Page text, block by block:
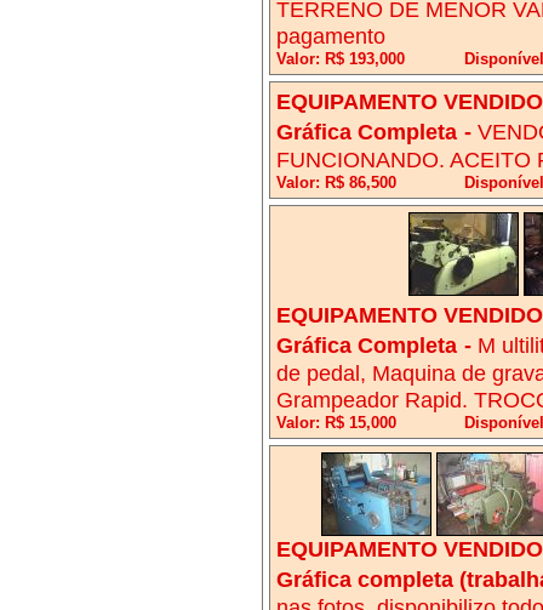
TERRENO DE MENOR
pagamento
Valor: R$ 193,000
EQUIPAMENTO
Gráfica Completa -
FUNCIONANDO. ACEITO
Valor: R$ 86,500
EQUIPAMENTO
Gráfica Completa - M
de pedal, Maquina de
Grampeador Rapid.
Valor: R$ 15,000
EQUIPAMENTO
Gráfica completa